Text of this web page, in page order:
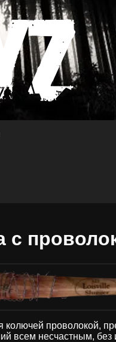
с
колючей проволокой,
всем несчастным, без